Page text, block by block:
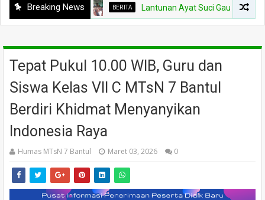
Breaking News BERITA Lantunan Ayat Suci Gaungkan
Tepat Pukul 10.00 WIB, Guru dan
Siswa Kelas VII C MTsN 7 Bantul
Berdiri Khidmat Menyanyikan
Indonesia Raya
Humas MTsN 7 Bantul Maret 03, 2026 0